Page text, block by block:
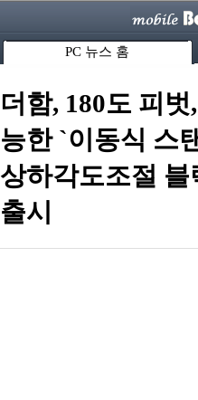
PC 뉴스 홈
더함, 180도 피
능한 `이동식 스
상하각도조절 블
출시